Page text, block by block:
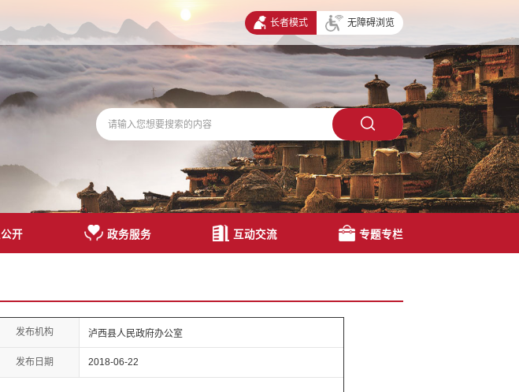
长者模式 无障碍浏览
开 政务服务 互动交流 专题专栏
发布机构 泸西县人民政府办公室
发布日期 2018-06-22